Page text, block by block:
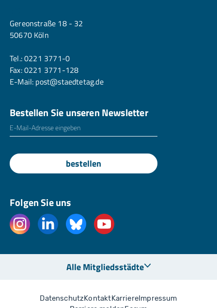
Gereonstraße 18 - 32
50670 Köln
Tel.:0221 3771-0
Fax: 0221 3771-128
E-Mail: post@staedtetag.de
Bestellen Sie unseren Newsletter
E-Mailadresse
bestellen
Folgen Sie uns
Alle Mitgliedsstädte
DatenschutzKontaktKarriereImpressum